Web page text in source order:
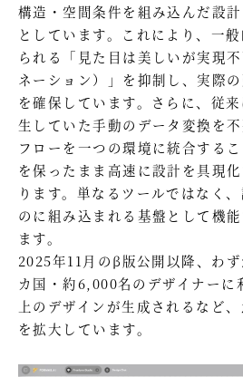
構造・空間条件を組み込んだ設
としています。これにより、一
られる「見た目は美しいが実現
ネーション）」を抑制し、実際
を確保しています。さらに、従
生していた手動のデータ変換を
フローを一つの環境に統合する
を保ったまま高速に設計を具現
ります。単なるツールではなく
のに組み込まれる基盤として機
ます。
2025年11月のβ版公開以降、わ
カ国・約6,000名のデザイナーに
上のデザインが生成されるなど
を拡大しています。